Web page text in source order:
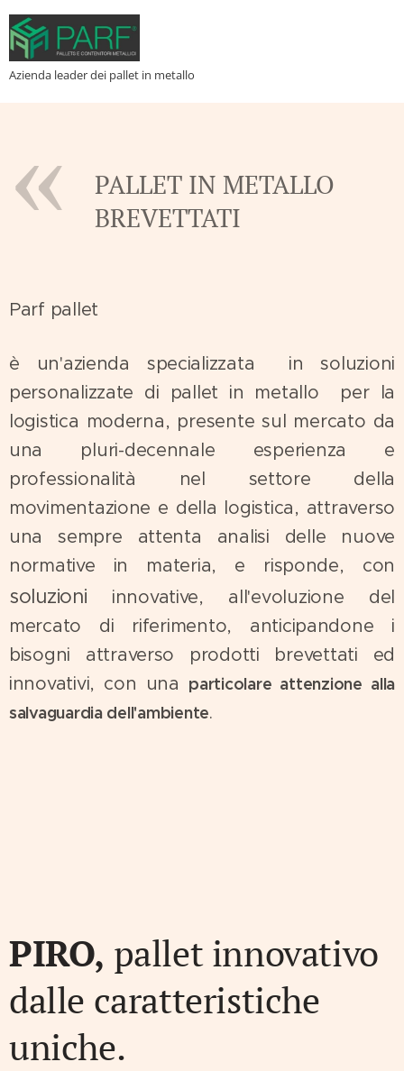
Azienda leader dei pallet in metallo
PALLET IN METALLO
BREVETTATI
Parf pallet
è un'azienda specializzata in soluzioni
personalizzate di pallet in metallo per la
logistica moderna, presente sul mercato da
una pluri-decennale esperienza e
professionalità nel settore della
movimentazione e della logistica, attraverso
una sempre attenta analisi delle nuove
normative in materia, e risponde, con
soluzioni innovative, all'evoluzione del
mercato di riferimento, anticipandone i
bisogni attraverso prodotti brevettati ed
innovativi, con una particolare attenzione alla
salvaguardia dell'ambiente.
PIRO, pallet innovativo
dalle caratteristiche
uniche.